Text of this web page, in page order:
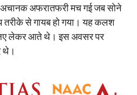
अफरातफरी मच गई जब सोने
से गायब हो गया। यह कलश
लिए लेकर आते थे। इस अवसर पर
थे।